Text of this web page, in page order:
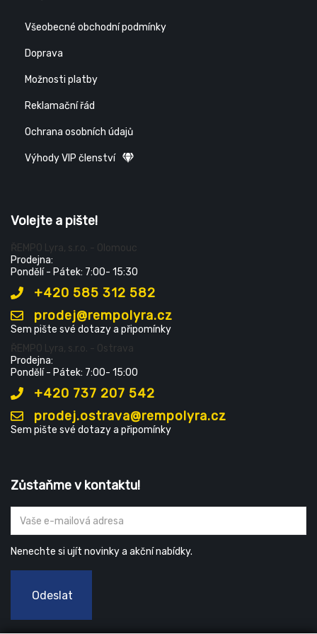
Všeobecné obchodní podmínky
Doprava
Možnosti platby
Reklamační řád
Ochrana osobních údajů
Výhody VIP členství
Volejte a pište!
ŘEMPO Lyra, s.r.o. - Olomouc
Prodejna:
Pondělí - Pátek: 7:00- 15:30
+420 585 312 582
prodej@rempolyra.cz
Sem pište své dotazy a připomínky
ŘEMPO Lyra, s.r.o. - Ostrava
Prodejna:
Pondělí - Pátek: 7:00- 15:00
+420 737 207 542
prodej.ostrava@rempolyra.cz
Sem pište své dotazy a připomínky
Zůstaňme v kontaktu!
Nenechte si ujít novinky a akční nabídky.
Odeslat